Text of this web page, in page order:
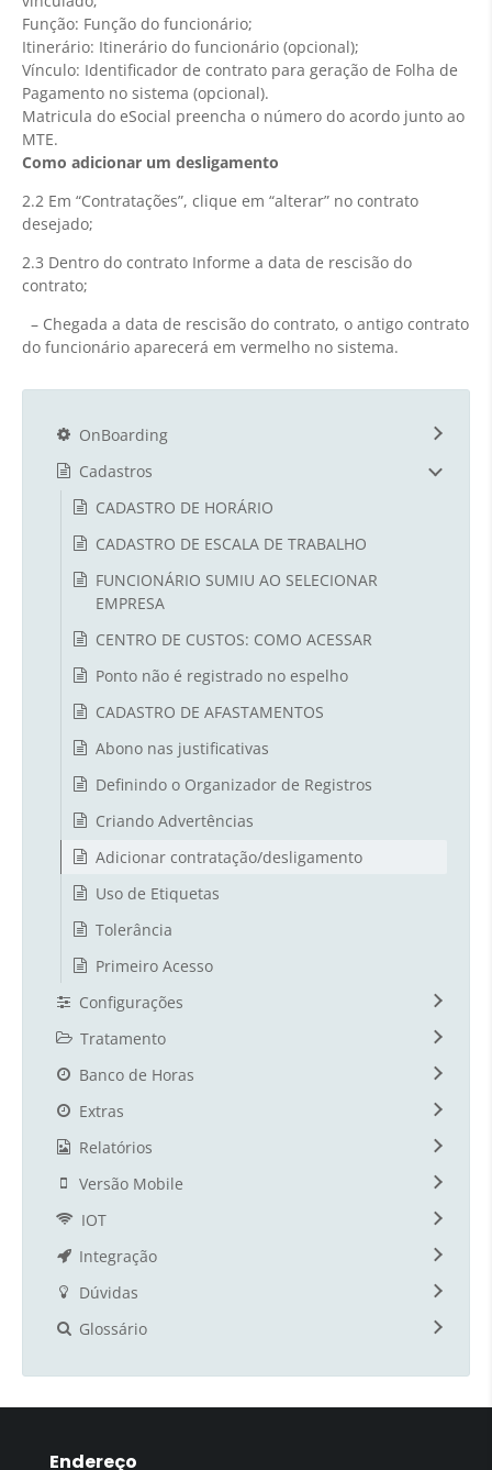
Função: Função do funcionário;
Itinerário: Itinerário do funcionário (opcional);
Vínculo: Identificador de contrato para geração de Folha de
Pagamento no sistema (opcional).
Matricula do eSocial preencha o número do acordo junto ao
MTE.
Como adicionar um desligamento
2.2 Em “Contratações”, clique em “alterar” no contrato
desejado;
2.3 Dentro do contrato Informe a data de rescisão do
contrato;
– Chegada a data de rescisão do contrato, o antigo contrato
do funcionário aparecerá em vermelho no sistema.
OnBoarding
Cadastros
CADASTRO DE HORÁRIO
CADASTRO DE ESCALA DE TRABALHO
FUNCIONÁRIO SUMIU AO SELECIONAR
EMPRESA
CENTRO DE CUSTOS: COMO ACESSAR
Ponto não é registrado no espelho
CADASTRO DE AFASTAMENTOS
Abono nas justificativas
Definindo o Organizador de Registros
Criando Advertências
Adicionar contratação/desligamento
Uso de Etiquetas
Tolerância
Primeiro Acesso
Configurações
Tratamento
Banco de Horas
Extras
Relatórios
Versão Mobile
IOT
Integração
Dúvidas
Glossário
Endereço